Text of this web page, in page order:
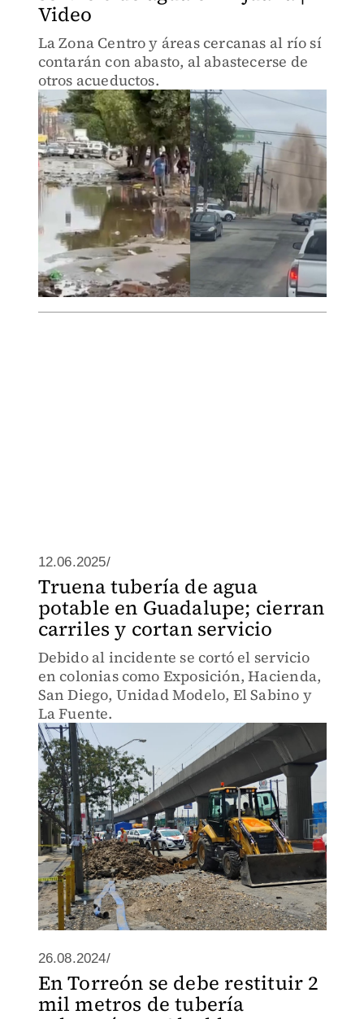
Video
La Zona Centro y áreas cercanas al río sí
contarán con abasto, al abastecerse de
otros acueductos.
12.06.2025/
Truena tubería de agua
potable en Guadalupe; cierran
carriles y cortan servicio
Debido al incidente se cortó el servicio
en colonias como Exposición, Hacienda,
San Diego, Unidad Modelo, El Sabino y
La Fuente.
26.08.2024/
En Torreón se debe restituir 2
mil metros de tubería